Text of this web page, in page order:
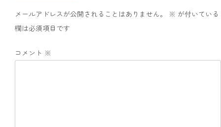
メールアドレスが公開されることはありません。 ※ が付いている
欄は必須項目です
コメント ※